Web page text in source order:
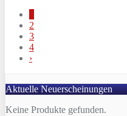
2
3
4
›
Aktuelle Neuerscheinungen
Keine Produkte gefunden.